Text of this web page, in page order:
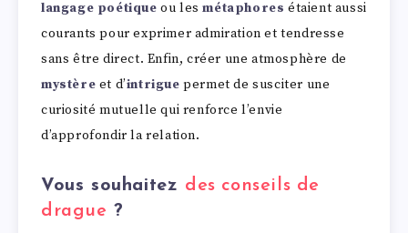
langage poétique ou lesmétaphores étaient aussi
courants pour exprimer admiration et tendresse
sans être direct. Enfin, créer une atmosphère de
mystère et d’intrigue permet de susciter une
curiosité mutuelle qui renforce l’envie
d’approfondir la relation.
Vous souhaitez des conseils de
drague ?